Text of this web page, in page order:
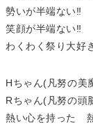
勢いが半端ない‼️
笑顔が半端ない‼️
わくわく祭り大好
Hちゃん(凡努の美
Rちゃん(凡努の頭
熱い心を持った